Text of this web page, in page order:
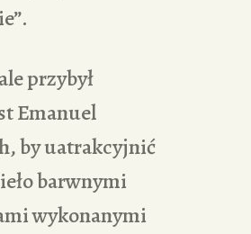
przybył
Emanuel
by uatrakcyjnić
barwnymi
wykonanymi